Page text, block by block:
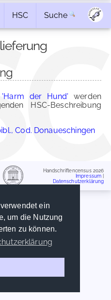
ein
um die Nutzung
zu können.
HSC Suche
'Harm der Hund' werden
HSC-Beschreibung
Cod. Donaueschingen
Handschriftencensus 2026
Impressum
Datenschutzerklärung